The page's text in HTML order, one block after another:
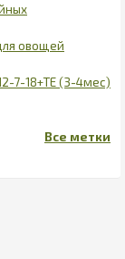
овощей
7-18+ТЕ (3-4мес)